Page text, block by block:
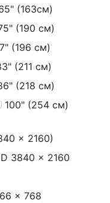
(163см)
(190 см)
(196 см)
(211 см)
(218 см)
100" (254 см)
x 2160)
3840 x 2160
× 768